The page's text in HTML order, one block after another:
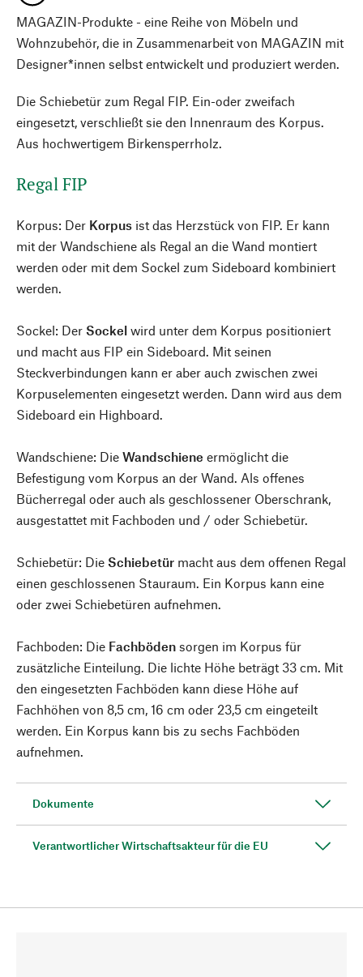
MAGAZIN-Produkte - eine Reihe von Möbeln und
Wohnzubehör, die in Zusammenarbeit von MAGAZIN mit
Designer*innen selbst entwickelt und produziert werden.
Die Schiebetür zum Regal FIP. Ein-oder zweifach
eingesetzt, verschließt sie den Innenraum des Korpus.
Aus hochwertigem Birkensperrholz.
Regal FIP
Korpus: Der Korpus ist das Herzstück von FIP. Er kann
mit der Wandschiene als Regal an die Wand montiert
werden oder mit dem Sockel zum Sideboard kombiniert
werden.
Sockel: Der Sockel wird unter dem Korpus positioniert
und macht aus FIP ein Sideboard. Mit seinen
Steckverbindungen kann er aber auch zwischen zwei
Korpuselementen eingesetzt werden. Dann wird aus dem
Sideboard ein Highboard.
Wandschiene: Die Wandschiene ermöglicht die
Befestigung vom Korpus an der Wand. Als offenes
Bücherregal oder auch als geschlossener Oberschrank,
ausgestattet mit Fachboden und / oder Schiebetür.
Schiebetür: Die Schiebetür macht aus dem offenen Regal
einen geschlossenen Stauraum. Ein Korpus kann eine
oder zwei Schiebetüren aufnehmen.
Fachboden: Die Fachböden sorgen im Korpus für
zusätzliche Einteilung. Die lichte Höhe beträgt 33 cm. Mit
den eingesetzten Fachböden kann diese Höhe auf
Fachhöhen von 8,5 cm, 16 cm oder 23,5 cm eingeteilt
werden. Ein Korpus kann bis zu sechs Fachböden
aufnehmen.
Dokumente
Verantwortlicher Wirtschaftsakteur für die EU